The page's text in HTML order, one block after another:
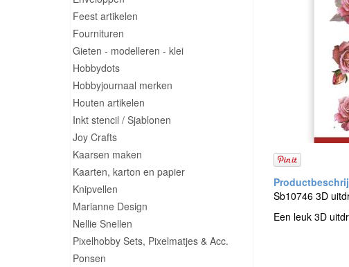
Feest artikelen
Fournituren
Gieten - modelleren - klei
Hobbydots
Hobbyjournaal merken
Houten artikelen
Inkt stencil / Sjablonen
Joy Crafts
Kaarsen maken
Kaarten, karton en papier
Knipvellen
Marianne Design
Nellie Snellen
Pixelhobby Sets, Pixelmatjes & Acc.
Ponsen
Sb10746 3D
Een leuk 3D